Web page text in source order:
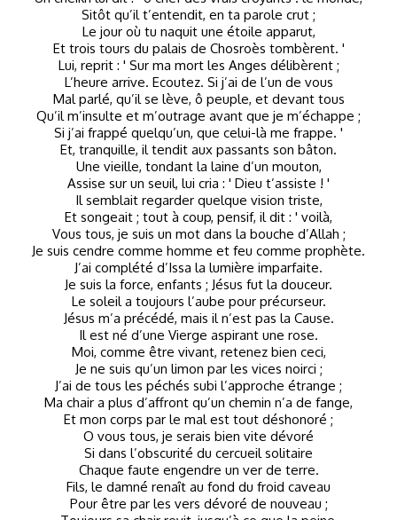
Sitôt qu’il t’entendit, en ta parole crut ;
Le jour où tu naquit une étoile apparut,
Et trois tours du palais de Chosroès tombèrent. '
Lui, reprit : ' Sur ma mort les Anges délibèrent ;
L’heure arrive. Ecoutez. Si j’ai de l’un de vous
Mal parlé, qu’il se lève, ô peuple, et devant tous
Qu’il m’insulte et m’outrage avant que je m’échappe ;
Si j’ai frappé quelqu’un, que celui-là me frappe. '
Et, tranquille, il tendit aux passants son bâton.
Une vieille, tondant la laine d’un mouton,
Assise sur un seuil, lui cria : ' Dieu t’assiste ! '
Il semblait regarder quelque vision triste,
Et songeait ; tout à coup, pensif, il dit : ' voilà,
Vous tous, je suis un mot dans la bouche d’Allah ;
Je suis cendre comme homme et feu comme prophète.
J’ai complété d’Issa la lumière imparfaite.
Je suis la force, enfants ; Jésus fut la douceur.
Le soleil a toujours l’aube pour précurseur.
Jésus m’a précédé, mais il n’est pas la Cause.
Il est né d’une Vierge aspirant une rose.
Moi, comme être vivant, retenez bien ceci,
Je ne suis qu’un limon par les vices noirci ;
J’ai de tous les péchés subi l’approche étrange ;
Ma chair a plus d’affront qu’un chemin n’a de fange,
Et mon corps par le mal est tout déshonoré ;
O vous tous, je serais bien vite dévoré
Si dans l’obscurité du cercueil solitaire
Chaque faute engendre un ver de terre.
Fils, le damné renaît au fond du froid caveau
Pour être par les vers dévoré de nouveau ;